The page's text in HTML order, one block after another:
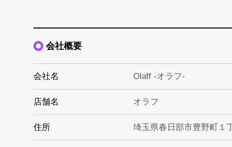
会社概要
会社名 Olaff -オラフ-
店舗名 オラフ
住所 埼玉県春日部市豊野町